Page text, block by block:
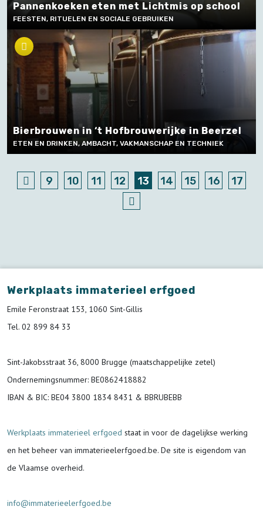
Bierbrouwen in ‘t Hofbrouwerijke in Beerzel
ETEN EN DRINKEN, AMBACHT, VAKMANSCHAP EN TECHNIEK
Pannenkoeken eten met Lichtmis op school
FEESTEN, RITUELEN EN SOCIALE GEBRUIKEN
9 10 11 12 13 14 15 16 17
Werkplaats immaterieel erfgoed
Emile Feronstraat 153, 1060 Sint-Gillis
Tel. 02 899 84 33
Sint-Jakobsstraat 36, 8000 Brugge (maatschappelijke zetel)
Ondernemingsnummer: BE0862418882
IBAN & BIC: BE04 3800 1834 8431 & BBRUBEBB
Werkplaats immaterieel erfgoed staat in voor de dagelijkse werking
en het beheer van immaterieelerfgoed.be. De site is eigendom van
de Vlaamse overheid.
info@immaterieelerfgoed.be